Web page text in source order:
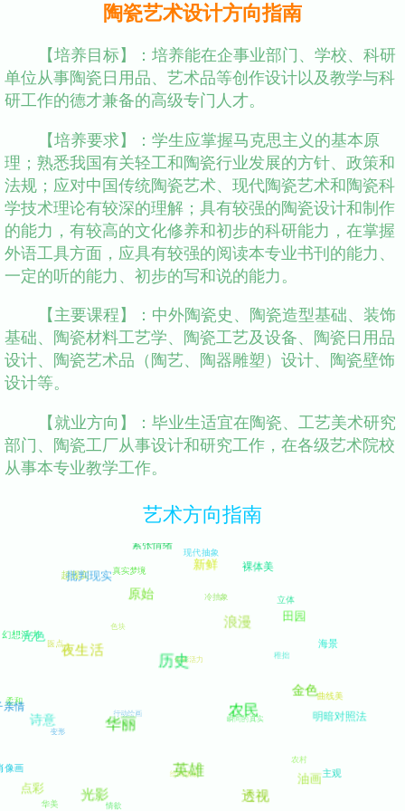
陶瓷艺术设计方向指南
【培养目标】：培养能在企事业部门、学校、科研
单位从事陶瓷日用品、艺术品等创作设计以及教学与科
研工作的德才兼备的高级专门人才。
【培养要求】：学生应掌握马克思主义的基本原
理；熟悉我国有关轻工和陶瓷行业发展的方针、政策和
法规；应对中国传统陶瓷艺术、现代陶瓷艺术和陶瓷科
学技术理论有较深的理解；具有较强的陶瓷设计和制作
的能力，有较高的文化修养和初步的科研能力，在掌握
外语工具方面，应具有较强的阅读本专业书刊的能力、
一定的听的能力、初步的写和说的能力。
【主要课程】：中外陶瓷史、陶瓷造型基础、装饰
基础、陶瓷材料工艺学、陶瓷工艺及设备、陶瓷日用品
设计、陶瓷艺术品（陶艺、陶器雕塑）设计、陶瓷壁饰
设计等。
【就业方向】：毕业生适宜在陶瓷、工艺美术研究
部门、陶瓷工厂从事设计和研究工作，在各级艺术院校
从事本专业教学工作。
艺术方向指南